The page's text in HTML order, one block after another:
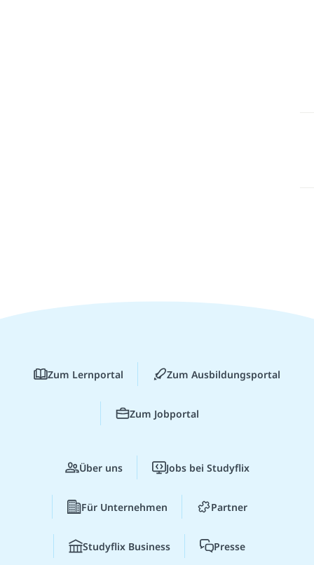
Zum Lernportal Zum Ausbildungsportal
Zum Jobportal
Über uns Jobs bei Studyflix
Für Unternehmen Partner
Studyflix Business Presse